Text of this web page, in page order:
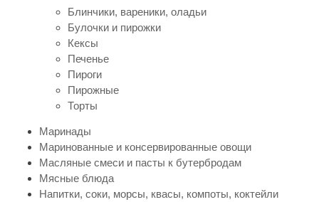
Блинчики, вареники, оладьи
Булочки и пирожки
Кексы
Печенье
Пироги
Пирожные
Торты
Маринады
Маринованные и консервированные овощи
Масляные смеси и пасты к бутербродам
Мясные блюда
Напитки, соки, морсы, квасы, компоты, коктейли